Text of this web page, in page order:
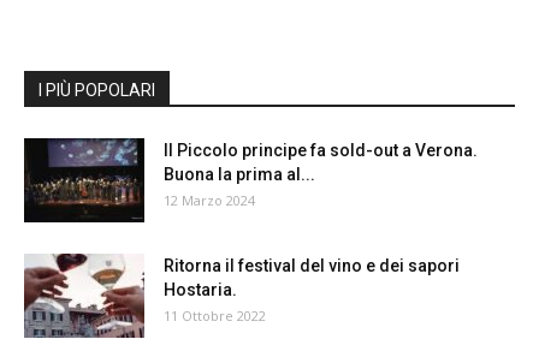
I PIÙ POPOLARI
Il Piccolo principe fa sold-out a Verona.
Buona la prima al...
12 Marzo 2024
Ritorna il festival del vino e dei sapori
Hostaria.
11 Ottobre 2022